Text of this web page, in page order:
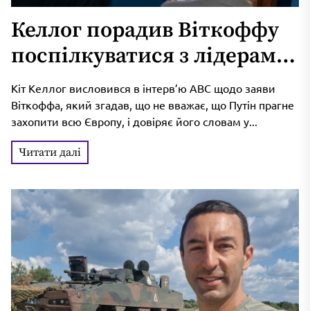
Келлог порадив Віткоффу
поспілкуватися з лідерами
Європи, перш ніж довіряти
Путіну
Кіт Келлог висловився в інтерв’ю ABC щодо заяви
Віткоффа, який згадав, що не вважає, що Путін прагне
захопити всю Європу, і довіряє його словам у...
Читати далі